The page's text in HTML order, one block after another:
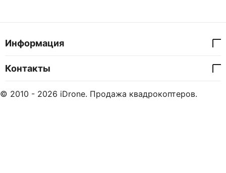
Информация
Контакты
© 2010 - 2026 iDrone. Продажа квадрокоптеров.